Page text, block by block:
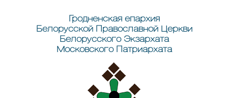
Гродненская епархия
Белорусской Православной Церкви
Белорусского Экзархата
Московского Патриархата